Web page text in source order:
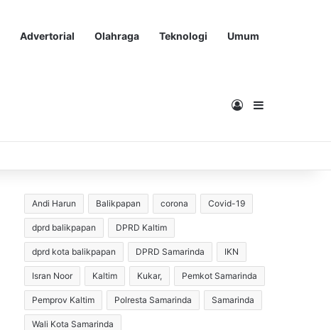
Advertorial Olahraga Teknologi Umum
MasukSidebar
Andi Harun Balikpapan corona Covid-19
dprd balikpapan DPRD Kaltim
dprd kota balikpapan DPRD Samarinda IKN
Isran Noor Kaltim Kukar, Pemkot Samarinda
Pemprov Kaltim Polresta Samarinda Samarinda
Wali Kota Samarinda